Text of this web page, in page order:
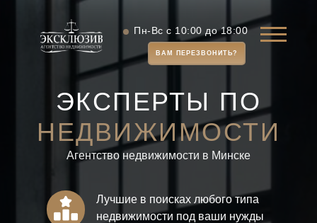
Пн-Вс с 10:00 до 18:00
ВАМ ПЕРЕЗВОНИТЬ?
ЭКСПЕРТЫ ПО
НЕДВИЖИМОСТИ
Агентство недвижимости в Минске
Лучшие в поисках любого типа
недвижимости под ваши нужды